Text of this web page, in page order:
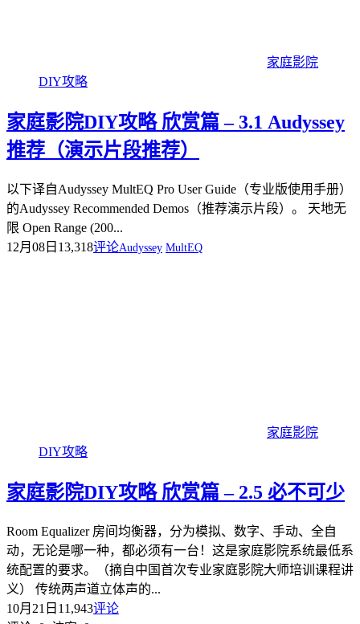
家庭影院
DIY攻略
家庭影院DIY攻略 欣赏篇 – 3.1 Audyssey
推荐（演示片段推荐）
以下译自Audyssey MultEQ Pro User Guide（专业版使用手册）
的Audyssey Recommended Demos（推荐演示片段）。 天地无
限 Open Range (200...
12月08日 13,318评论Audyssey MultEQ
家庭影院
DIY攻略
家庭影院DIY攻略 欣赏篇 – 2.5 必不可少
Room Equalizer 房间均衡器，分为模拟、数字、手动、全自
动，无论是哪一种，都必须有一台！这是家庭影院系统最低系
统配置的要求。（摘自中国首次专业家庭影院大师培训课程讲
义） 传统两声道立体声的...
10月21日 11,943评论